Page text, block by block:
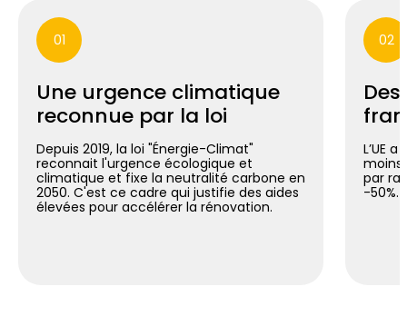
01
Une urgence climatique
reconnue par la loi
Depuis 2019, la loi "Énergie-Climat"
reconnait l'urgence écologique et
climatique et fixe la neutralité carbone en
2050. C'est ce cadre qui justifie des aides
élevées pour accélérer la rénovation.
02
L’UE
moins
par
-50%.